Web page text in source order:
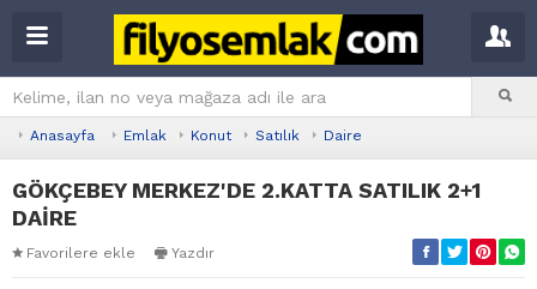
Anasayfa Emlak Konut Satılık Daire
GÖKÇEBEY MERKEZ'DE 2.KATTA SATILIK 2+1
DAİRE
Favorilere ekle Yazdır